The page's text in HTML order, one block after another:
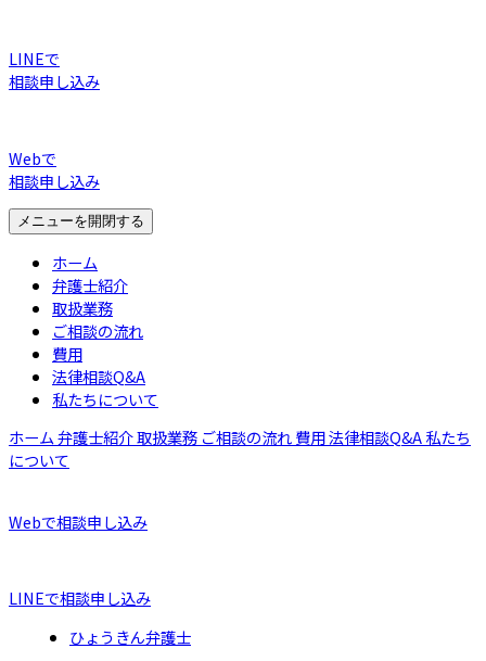
LINEで
相談申し込み
Webで
相談申し込み
メニューを開閉する
ホーム
弁護士紹介
取扱業務
ご相談の流れ
費用
法律相談Q&A
私たちについて
ホーム弁護士紹介取扱業務 ご相談の流れ費用法律相談Q&A私たち
について
Webで相談申し込み
LINEで相談申し込み
ひょうきん弁護士